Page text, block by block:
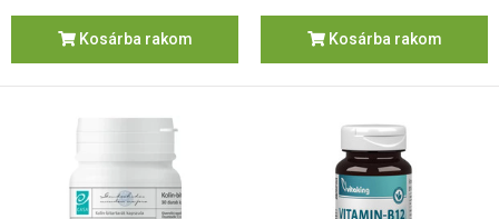
Kosárba rakom Kosárba rakom